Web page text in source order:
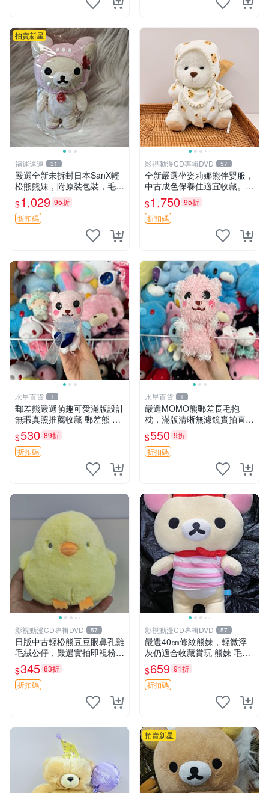
拍賣新星
福運連連 31
嚴選全新未拆封日本SanX輕
松熊熊妹，附原裝包裝，毛絨
質地極佳，細膩可愛，推薦收
藏兼送禮，適合女性好友或家
人，限量釋出。鬆熊、熊玩
$1,029 95折
折扣碼
影視動漫CD專輯DVD 57
全新嚴選坐姿莉娜熊伴嬰服，
中古成色保養佳適宜收藏。無
盒子但品質完好，快速出貨。
建議入手！ 中古 玩偶 滬漫
$1,750 95折
折扣碼
水星百貨 1
郵差熊嚴選萌趣可愛滿版設計
無瑕真照推薦收藏 郵差熊 熊
抱枕 紅薯啵啵間
$530 89折
折扣碼
水星百貨 1
嚴選MOMO熊郵差長毛抱
枕，滿版清晰無濾鏡實拍直
銷。每周新品到貨，不容錯
過！ 郵差熊 長毛 抱枕
$550 9折
折扣碼
影視動漫CD專輯DVD 57
日版中古輕松熊豆豆眼鼻孔雞
毛絨公仔，嚴選實拍即視粉絲
必買 公仔紙箱氣泡膜精心包
裝快速發貨 輕松熊 公仔 雞毛
絨
$345 83折
折扣碼
影視動漫CD專輯DVD 57
嚴選40㎝條紋熊妹，輕微浮
灰仍適合收藏賞玩 熊妹 毛絨
玩具 浮雕熊
$659 91折
折扣碼
拍賣新星